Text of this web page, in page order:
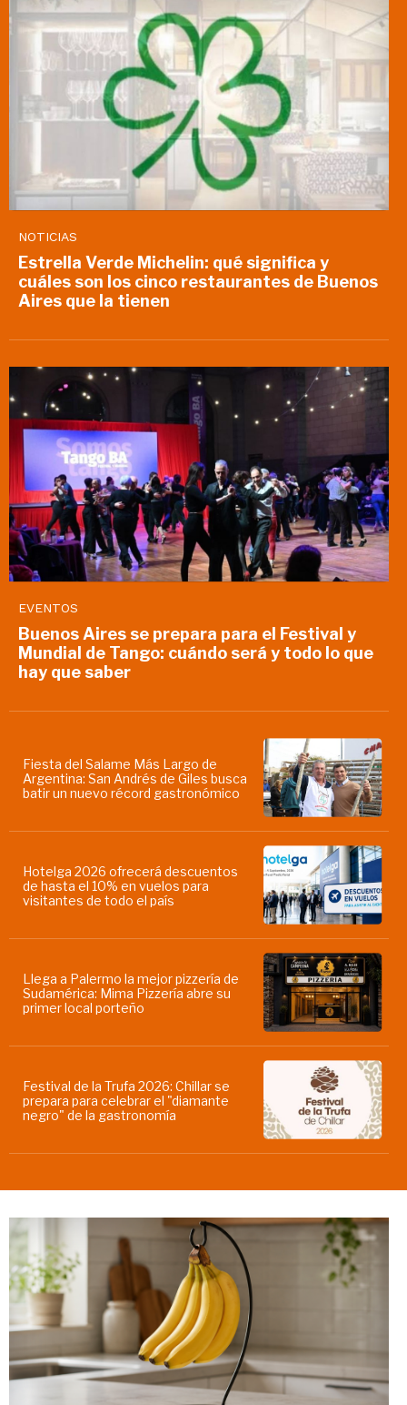
NOTICIAS
Estrella Verde Michelin: qué significa y
cuáles son los cinco restaurantes de Buenos
Aires que la tienen
EVENTOS
Buenos Aires se prepara para el Festival y
Mundial de Tango: cuándo será y todo lo que
hay que saber
Fiesta del Salame Más Largo de
Argentina: San Andrés de Giles busca
batir un nuevo récord gastronómico
Hotelga 2026 ofrecerá descuentos
de hasta el 10% en vuelos para
visitantes de todo el país
Llega a Palermo la mejor pizzería de
Sudamérica: Mima Pizzería abre su
primer local porteño
Festival de la Trufa 2026: Chillar se
prepara para celebrar el "diamante
negro" de la gastronomía